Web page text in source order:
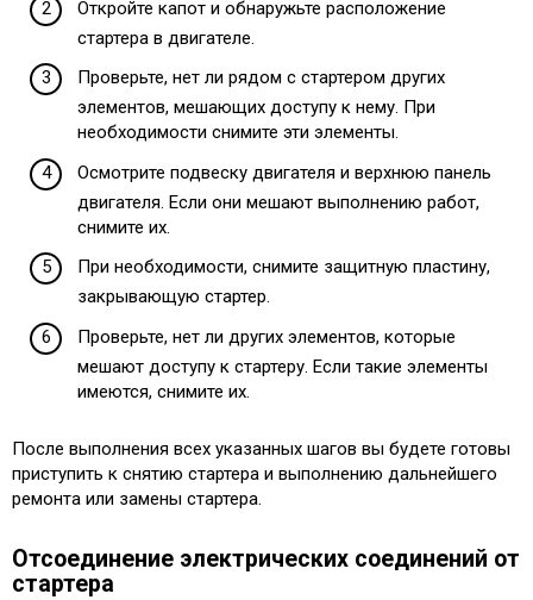
Откройте капот и обнаружьте расположение
стартера в двигателе.
Проверьте, нет ли рядом с стартером других
элементов, мешающих доступу к нему. При
необходимости снимите эти элементы.
Осмотрите подвеску двигателя и верхнюю панель
двигателя. Если они мешают выполнению работ,
снимите их.
При необходимости, снимите защитную пластину,
закрывающую стартер.
Проверьте, нет ли других элементов, которые
мешают доступу к стартеру. Если такие элементы
имеются, снимите их.
После выполнения всех указанных шагов вы будете готовы
приступить к снятию стартера и выполнению дальнейшего
ремонта или замены стартера.
Отсоединение электрических соединений от
стартера